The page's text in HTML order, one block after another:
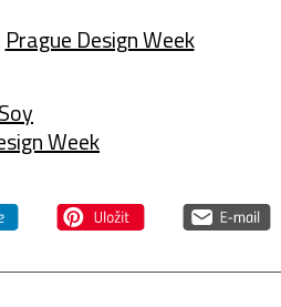
Prague Design Week
Week